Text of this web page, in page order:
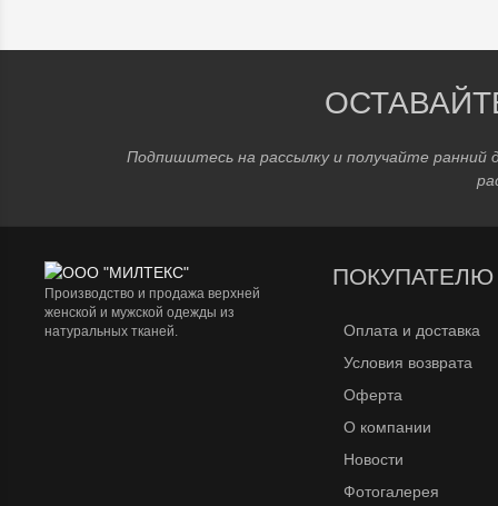
Подпишитесь на рассылку и получайте ранний
Производство и продажа верхней
женской и мужской одежды из
натуральных тканей.
ПОКУПАТЕЛЮ
Оплата и доставка
Условия возврата
Оферта
О компании
Новости
Фотогалерея